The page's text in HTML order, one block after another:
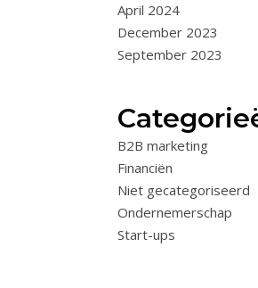
April 2024
December 2023
September 2023
B2B marketing
Financiën
Niet gecategoriseerd
Ondernemerschap
Start-ups